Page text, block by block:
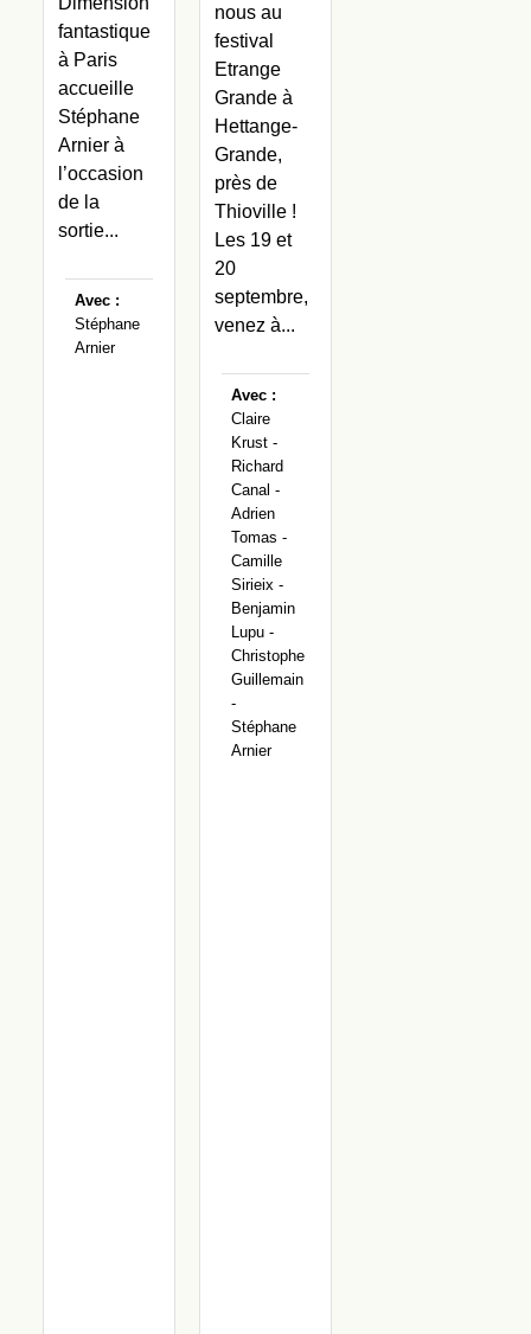
fantastique
à Paris
accueille
Stéphane
Arnier à
l’occasion
de la
sortie...
Avec :
Stéphane
Arnier
nous au
festival
Etrange
Grande à
Hettange-
Grande,
près de
Thioville !
Les 19 et
20
septembre,
venez à...
Avec :
Claire
Krust -
Richard
Canal -
Adrien
Tomas -
Camille
Sirieix -
Benjamin
Lupu -
Christophe
Guillemain
-
Stéphane
Arnier